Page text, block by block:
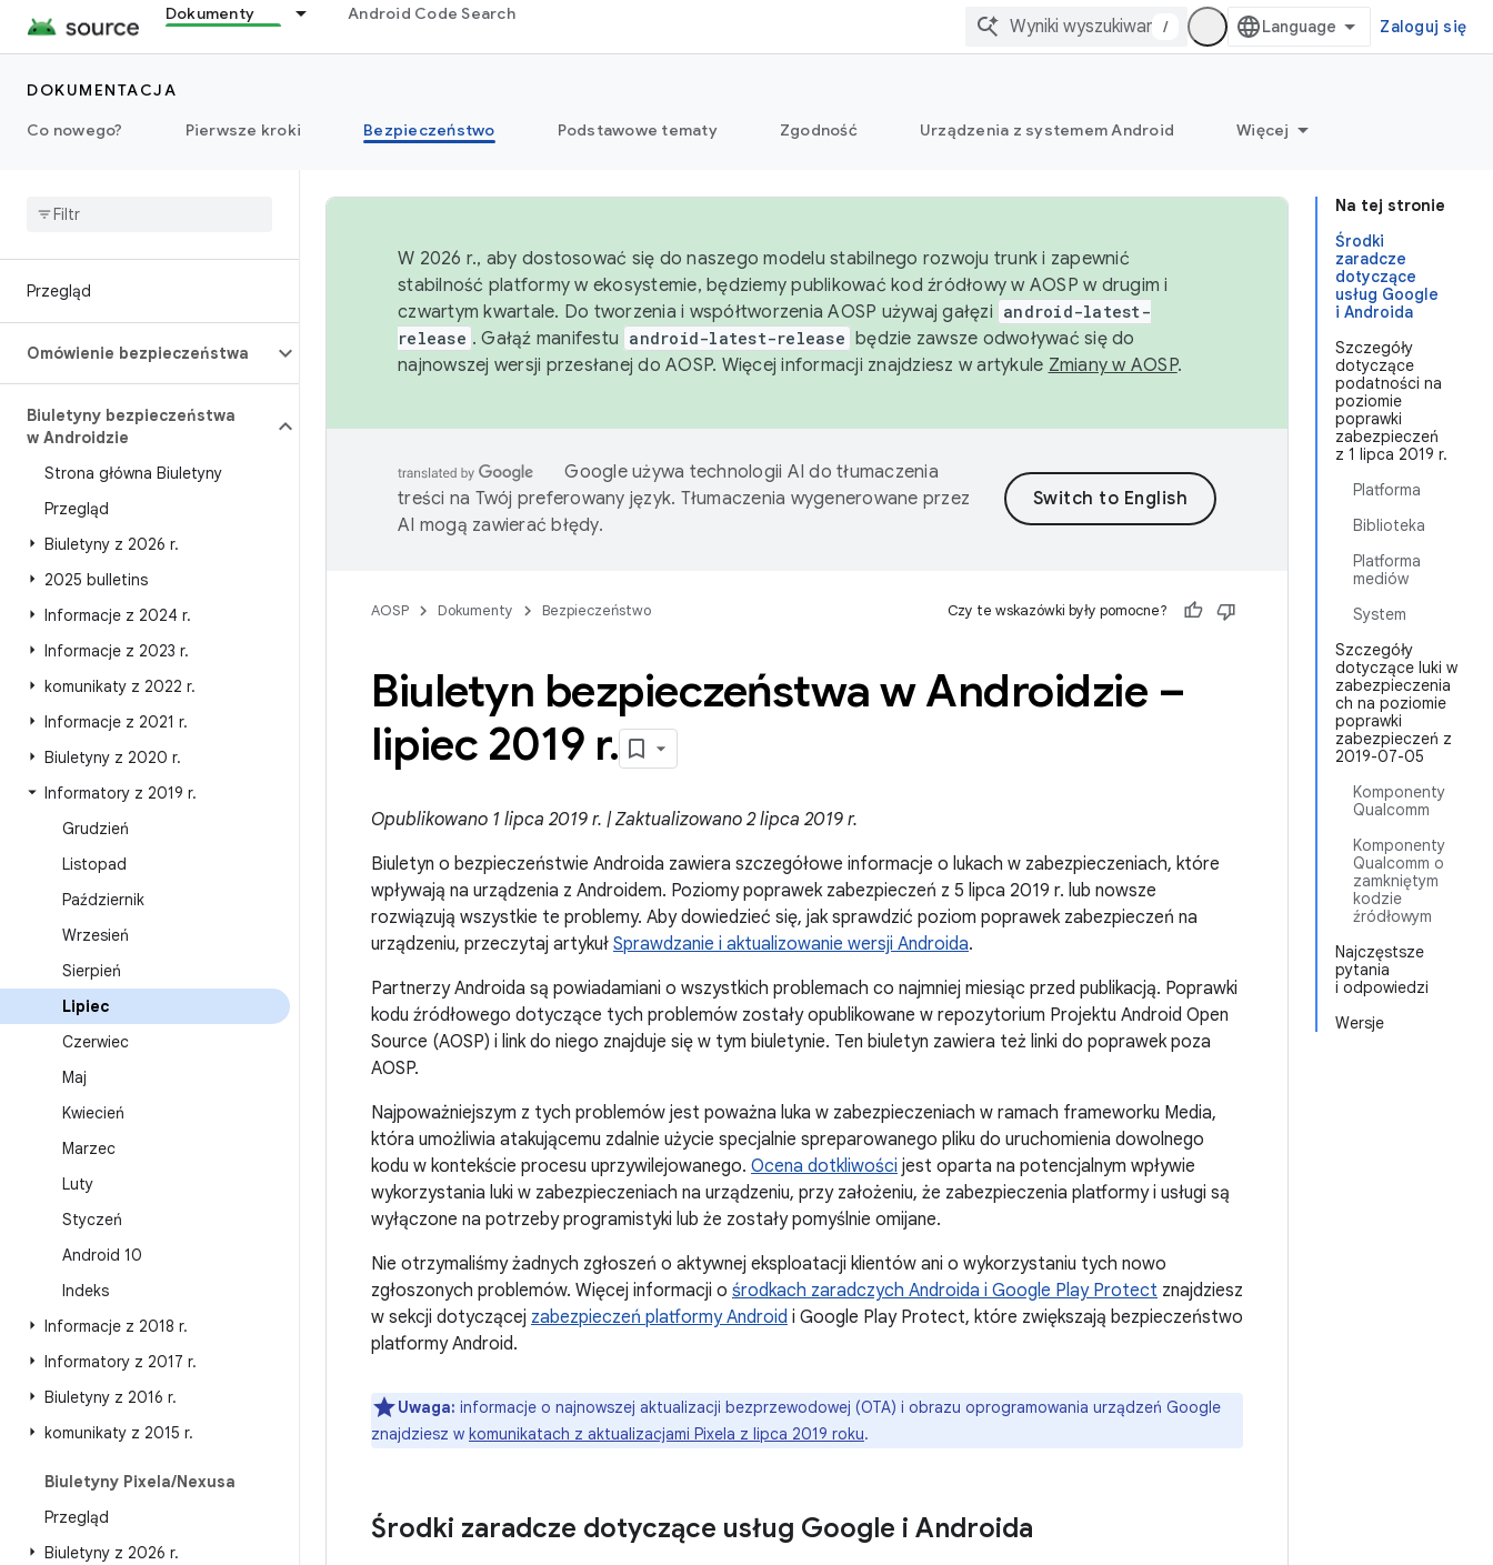
Dokumenty Android Code Search
/ Zaloguj się
DOKUMENTACJA
Co nowego?
Pierwsze kroki Bezpieczeństwo Podstawowe tematy Zgodność Urządzenia z systemem Android Więcej
Przegląd
Omówienie bezpieczeństwa
Biuletyny bezpieczeństwa
w Androidzie
Strona główna Biuletyny
Przegląd
Biuletyny z 2026 r.
2025 bulletins
Informacje z 2024 r.
Informacje z 2023 r.
komunikaty z 2022 r.
Informacje z 2021 r.
Biuletyny z 2020 r.
Informatory z 2019 r.
Grudzień
Listopad
Październik
Wrzesień
Sierpień
Lipiec
Czerwiec
Maj
Kwiecień
Marzec
Luty
Styczeń
Android 10
Indeks
Informacje z 2018 r.
Informatory z 2017 r.
Biuletyny z 2016 r.
komunikaty z 2015 r.
Biuletyny Pixela/Nexusa
Przegląd
Biuletyny z 2026 r.
Na tej stronie
Środki
zaradcze
dotyczące
usług Google
i Androida
Szczegóły
dotyczące
podatności na
poziomie
poprawki
zabezpieczeń
z 1 lipca 2019 r.
Platforma
Biblioteka
Platforma
mediów
System
Szczegóły
dotyczące luki w
zabezpieczenia
ch na poziomie
poprawki
zabezpieczeń z
2019-07-05
Komponenty
Qualcomm
Komponenty
Qualcomm o
zamkniętym
kodzie
źródłowym
Najczęstsze
pytania
i odpowiedzi
Wersje
W 2026 r., aby dostosować się do naszego modelu stabilnego rozwoju trunk i zapewnić
stabilność platformy w ekosystemie, będziemy publikować kod źródłowy w AOSP w drugim i
czwartym kwartale. Do tworzenia i współtworzenia AOSP używaj gałęzi android-latest-
release . Gałąź manifestu android-latest-release będzie zawsze odwoływać się do
najnowszej wersji przesłanej do AOSP. Więcej informacji znajdziesz w artykule Zmiany w AOSP.
Google używa technologii AI do tłumaczenia
treści na Twój preferowany język. Tłumaczenia wygenerowane przez
AI mogą zawierać błędy.
AOSP Dokumenty Bezpieczeństwo Czy te wskazówki były pomocne?
Biuletyn bezpieczeństwa w Androidzie –
lipiec 2019 r.
Opublikowano 1 lipca 2019 r. | Zaktualizowano 2 lipca 2019 r.
Biuletyn o bezpieczeństwie Androida zawiera szczegółowe informacje o lukach w zabezpieczeniach, które
wpływają na urządzenia z Androidem. Poziomy poprawek zabezpieczeń z 5 lipca 2019 r. lub nowsze
rozwiązują wszystkie te problemy. Aby dowiedzieć się, jak sprawdzić poziom poprawek zabezpieczeń na
urządzeniu, przeczytaj artykuł Sprawdzanie i aktualizowanie wersji Androida.
Partnerzy Androida są powiadamiani o wszystkich problemach co najmniej miesiąc przed publikacją. Poprawki
kodu źródłowego dotyczące tych problemów zostały opublikowane w repozytorium Projektu Android Open
Source (AOSP) i link do niego znajduje się w tym biuletynie. Ten biuletyn zawiera też linki do poprawek poza
AOSP.
Najpoważniejszym z tych problemów jest poważna luka w zabezpieczeniach w ramach frameworku Media,
która umożliwia atakującemu zdalnie użycie specjalnie spreparowanego pliku do uruchomienia dowolnego
kodu w kontekście procesu uprzywilejowanego. Ocena dotkliwości jest oparta na potencjalnym wpływie
wykorzystania luki w zabezpieczeniach na urządzeniu, przy założeniu, że zabezpieczenia platformy i usługi są
wyłączone na potrzeby programistyki lub że zostały pomyślnie omijane.
Nie otrzymaliśmy żadnych zgłoszeń o aktywnej eksploatacji klientów ani o wykorzystaniu tych nowo
zgłoszonych problemów. Więcej informacji o środkach zaradczych Androida i Google Play Protect znajdziesz
w sekcji dotyczącej zabezpieczeń platformy Android i Google Play Protect, które zwiększają bezpieczeństwo
platformy Android.
Uwaga: informacje o najnowszej aktualizacji bezprzewodowej (OTA) i obrazu oprogramowania urządzeń Google
znajdziesz w komunikatach z aktualizacjami Pixela z lipca 2019 roku.
Środki zaradcze dotyczące usług Google i Androida